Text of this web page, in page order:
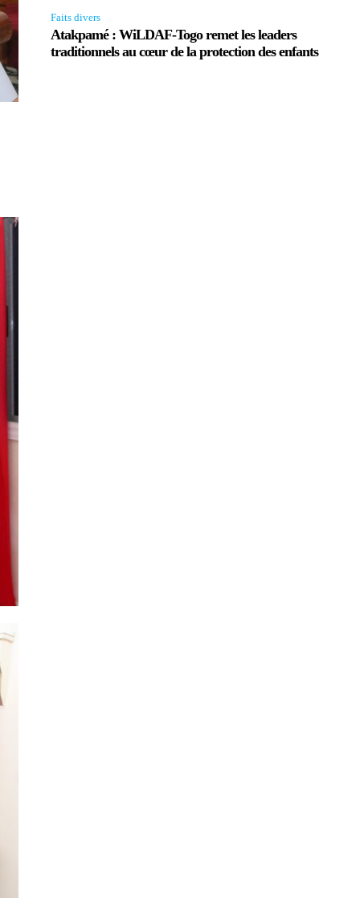
Faits divers
Atakpamé : WiLDAF-Togo remet les leaders
traditionnels au cœur de la protection des enfants